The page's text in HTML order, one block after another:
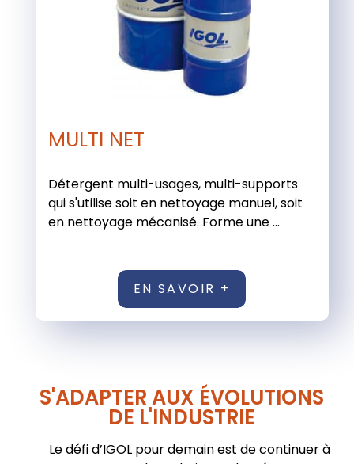
MULTI NET
Détergent multi-usages, multi-supports
qui s'utilise soit en nettoyage manuel, soit
en nettoyage mécanisé. Forme une ...
EN SAVOIR +
S'ADAPTER AUX ÉVOLUTIONS
DE L'INDUSTRIE
Le défi d’IGOL pour demain est de continuer à